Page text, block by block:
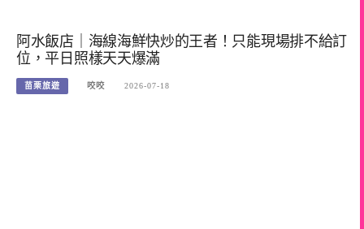
阿水飯店｜海線海鮮快炒的王者！只能現場排不給訂
位，平日照樣天天爆滿
苗栗旅遊 咬咬 2026-07-18